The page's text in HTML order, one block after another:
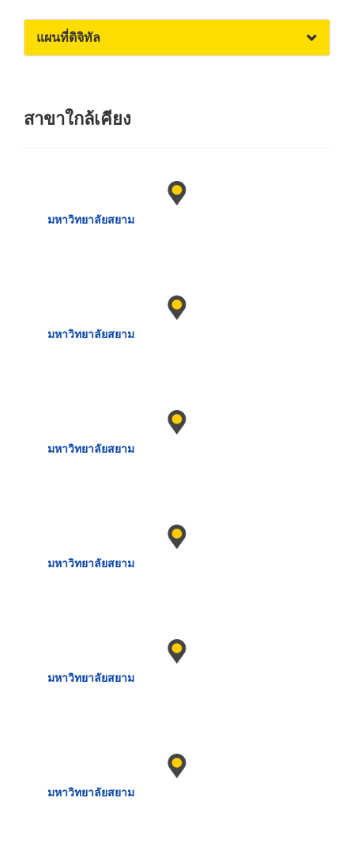
แผนที่ดิจิทัล
สาขาใกล้เคียง
มหาวิทยาลัยสยาม
มหาวิทยาลัยสยาม
มหาวิทยาลัยสยาม
มหาวิทยาลัยสยาม
มหาวิทยาลัยสยาม
มหาวิทยาลัยสยาม